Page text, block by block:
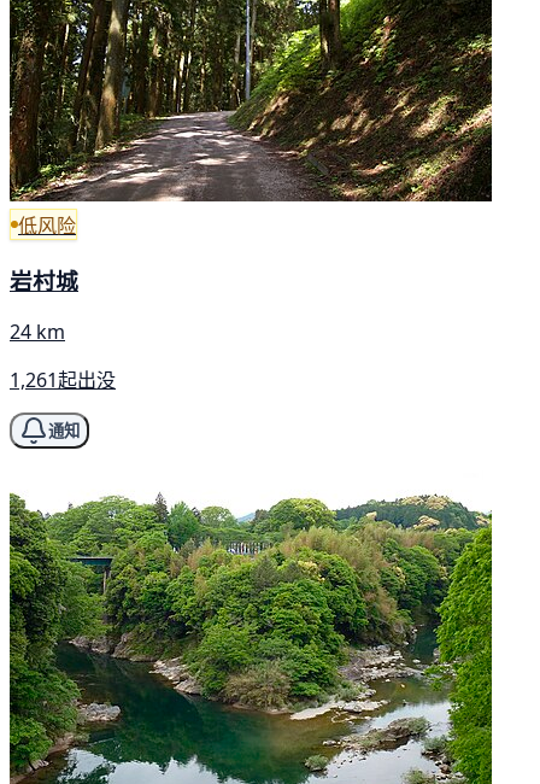
低风险
岩村城
24 km
1,261起出没
通知